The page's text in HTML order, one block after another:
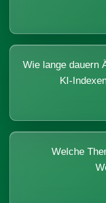
Wie lange dauern
KI-
Welche